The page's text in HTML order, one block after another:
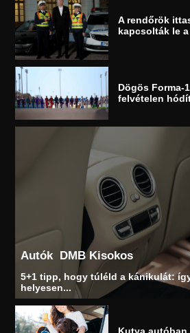
A rendőrök
kapcsolták le
Dögös
felvételen
Autók DMB Kisokos
5+1 tipp, hogy túléld a kánikulát:
helyesen...